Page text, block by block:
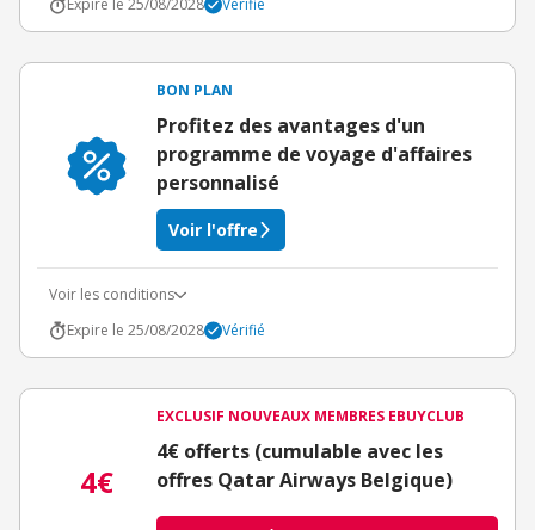
Expire le 25/08/2028
Vérifié
BON PLAN
Profitez des avantages d'un
programme de voyage d'affaires
personnalisé
Voir l'offre
Voir les conditions
Expire le 25/08/2028
Vérifié
4€
EXCLUSIF NOUVEAUX MEMBRES EBUYCLUB
4€ offerts (cumulable avec les
offres Qatar Airways Belgique)